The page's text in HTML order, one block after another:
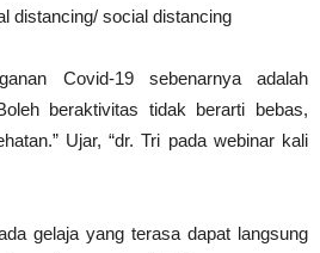
distancing/ social distancing
Covid-19 sebenarnya adalah
beraktivitas tidak berarti bebas,
Ujar, “dr. Tri pada webinar kali
gelaja yang terasa dapat langsung